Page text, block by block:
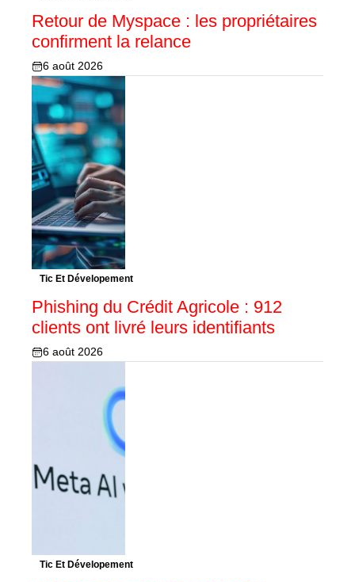
Retour de Myspace : les propriétaires
confirment la relance
6 août 2026
Tic Et Dévelopement
Phishing du Crédit Agricole : 912
clients ont livré leurs identifiants
6 août 2026
Tic Et Dévelopement